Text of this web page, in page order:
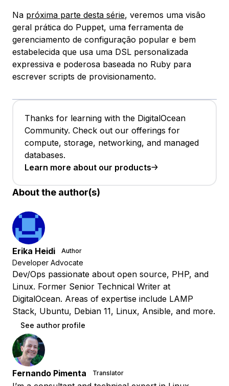
Na próxima parte desta série, veremos uma visão
geral prática do Puppet, uma ferramenta de
gerenciamento de configuração popular e bem
estabelecida que usa uma DSL personalizada
expressiva e poderosa baseada no Ruby para
escrever scripts de provisionamento.
Thanks for learning with the DigitalOcean
Community. Check out our offerings for
compute, storage, networking, and managed
databases.
Learn more about our products
About the author(s)
Erika Heidi Author
Developer Advocate
Dev/Ops passionate about open source, PHP, and
Linux. Former Senior Technical Writer at
DigitalOcean. Areas of expertise include LAMP
Stack, Ubuntu, Debian 11, Linux, Ansible, and more.
See author profile
Fernando Pimenta Translator